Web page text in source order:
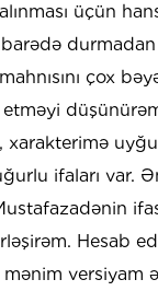
üçün
çox
xarakterimə
ifaları var.
Hesab
mənim versiyam